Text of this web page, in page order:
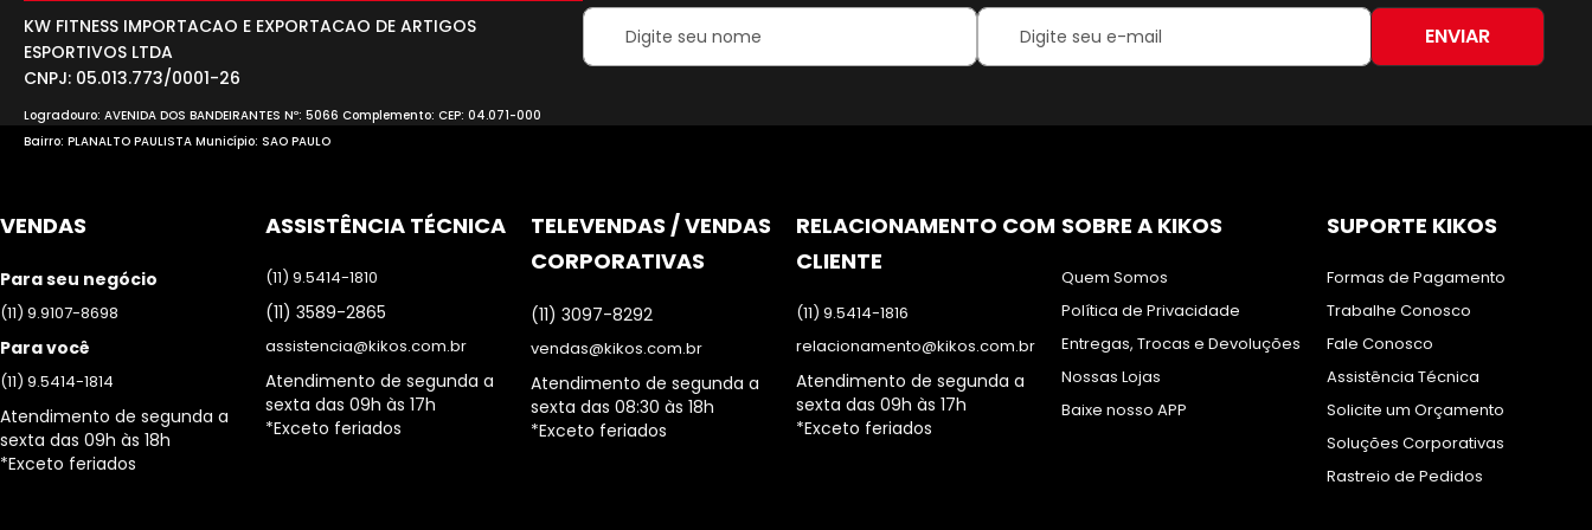
KW FITNESS IMPORTACAO E EXPORTACAO DE ARTIGOS
ESPORTIVOS LTDA
CNPJ: 05.013.773/0001-26
Logradouro: AVENIDA DOS BANDEIRANTES Nº: 5066 Complemento: CEP: 04.071-000
Bairro: PLANALTO PAULISTA Município: SAO PAULO
Your
Name:
Inscreva-
na
ENVIAR
VENDAS
Para seu negócio
(11) 9.9107-8698
Para você
(11) 9.5414-1814
Atendimento de segunda a
sexta das 09h às 18h
*Exceto feriados
ASSISTÊNCIA TÉCNICA
(11) 9.5414-1810
(11) 3589-2865
assistencia@kikos.com.br
Atendimento de segunda a
sexta das 09h às 17h
*Exceto feriados
TELEVENDAS / VENDAS
CORPORATIVAS
(11) 3097-8292
vendas@kikos.com.br
Atendimento de segunda a
sexta das 08:30 às 18h
*Exceto feriados
RELACIONAMENTO COM
CLIENTE
(11) 9.5414-1816
relacionamento@kikos.com.br
Atendimento de segunda a
sexta das 09h às 17h
*Exceto feriados
SOBRE A KIKOS
Quem Somos
Política de Privacidade
Entregas, Trocas e Devoluções
Nossas Lojas
Baixe nosso APP
SUPORTE KIKOS
Formas de Pagamento
Trabalhe Conosco
Fale Conosco
Assistência Técnica
Solicite um Orçamento
Soluções Corporativas
Rastreio de Pedidos